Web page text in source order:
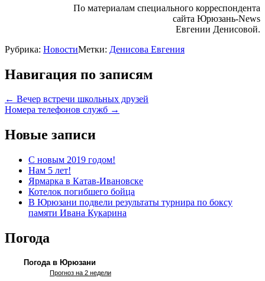
По материалам специального корреспондента
сайта Юрюзань-News
Евгении Денисовой.
Рубрика: НовостиМетки: Денисова Евгения
Навигация по записям
← Вечер встречи школьных друзей
Номера телефонов служб →
Новые записи
С новым 2019 годом!
Нам 5 лет!
Ярмарка в Катав-Ивановске
Котелок погибшего бойца
В Юрюзани подвели результаты турнира по боксу
памяти Ивана Кукарина
Погода
Погода в Юрюзани
Прогноз на 2 недели